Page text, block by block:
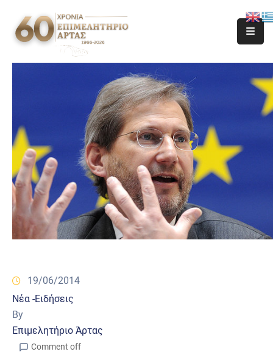
19/06/2014
Νέα -Ειδήσεις
By
Επιμελητήριο Άρτας
Comment off